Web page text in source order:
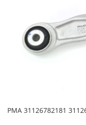
PMA 31126782181